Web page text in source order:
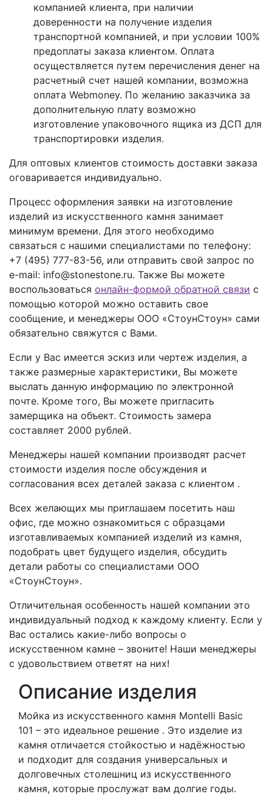
компанией клиента, при наличии
доверенности на получение изделия
транспортной компанией, и при условии 100%
предоплаты заказа клиентом. Оплата
осуществляется путем перечисления денег на
расчетный счет нашей компании, возможна
оплата Webmoney. По желанию заказчика за
дополнительную плату возможно
изготовление упаковочного ящика из ДСП для
транспортировки изделия.
Для оптовых клиентов стоимость доставки заказа
оговаривается индивидуально.
Процесс оформления заявки на изготовление
изделий из искусственного камня занимает
минимум времени. Для этого необходимо
связаться с нашими специалистами по телефону:
+7 (495) 777-83-56, или отправить свой запрос по
e-mail: info@stonestone.ru. Также Вы можете
воспользоваться онлайн-формой обратной связи с
помощью которой можно оставить свое
сообщение, и менеджеры ООО «СтоунСтоун» сами
обязательно свяжутся с Вами.
Если у Вас имеется эскиз или чертеж изделия, а
также размерные характеристики, Вы можете
выслать данную информацию по электронной
почте. Кроме того, Вы можете пригласить
замерщика на объект. Стоимость замера
составляет 2000 рублей.
Менеджеры нашей компании производят расчет
стоимости изделия после обсуждения и
согласования всех деталей заказа с клиентом .
Всех желающих мы приглашаем посетить наш
офис, где можно ознакомиться с образцами
изготавливаемых компанией изделий из камня,
подобрать цвет будущего изделия, обсудить
детали работы со специалистами ООО
«СтоунСтоун».
Отличительная особенность нашей компании это
индивидуальный подход к каждому клиенту. Если у
Вас остались какие-либо вопросы о
искусственном камне – звоните! Наши менеджеры
с удовольствием ответят на них!
Описание изделия
Мойка из искусственного камня Montelli Basic
101 – это идеальное решение . Это изделие из
камня отличается стойкостью и надёжностью
и подходит для создания универсальных и
долговечных столешниц из искусственного
камня, которые прослужат вам долгие годы.